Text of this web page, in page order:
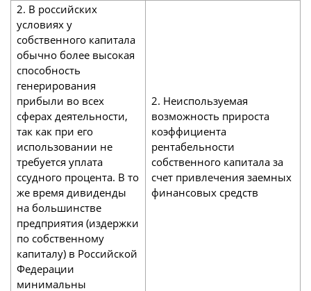
2. В российских
условиях у
собственного капитала
обычно более высокая
способность
генерирования
прибыли во всех
сферах деятельности,
так как при его
использовании не
требуется уплата
ссудного процента. В то
же время дивиденды
на большинстве
предприятия (издержки
по собственному
капиталу) в Российской
Федерации
минимальны
2. Неиспользуемая
возможность прироста
коэффициента
рентабельности
собственного капитала за
счет привлечения заемных
финансовых средств